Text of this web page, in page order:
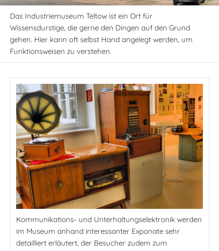
Das Industriemuseum Teltow ist ein Ort für
Wissensdurstige, die gerne den Dingen auf den Grund
gehen. Hier kann oft selbst Hand angelegt werden, um
Funktionsweisen zu verstehen.
Kommunikations- und Unterhaltungselektronik werden
im Museum anhand interessanter Exponate sehr
detailliert erläutert, der Besucher zudem zum